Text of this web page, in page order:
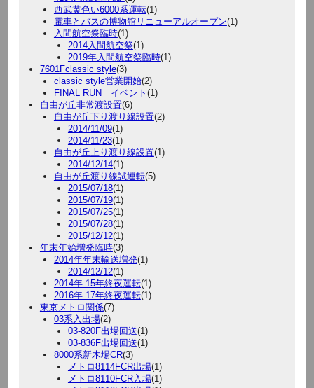
西武黄色い6000系運転(1)
電車とバスの博物館リニューアルオープン(1)
入間航空祭臨時(1)
2014入間航空祭(1)
2019年入間航空祭臨時(1)
7601Fclassic style(3)
classic style営業開始(2)
FINAL RUN イベント (1)
自由が丘非常渡設置(6)
自由が丘下り渡り線設置(2)
2014/11/09(1)
2014/11/23(1)
自由が丘上り渡り線設置(1)
2014/12/14(1)
自由が丘渡り線試運転(5)
2015/07/18(1)
2015/07/19(1)
2015/07/25(1)
2015/07/28(1)
2015/12/12(1)
年末年始増発臨時(3)
2014年年末輸送増発(1)
2014/12/12(1)
2014年-15年終夜運転(1)
2016年-17年終夜運転(1)
東京メトロ関係(7)
03系入出場(2)
03-820F出場回送(1)
03-836F出場回送(1)
8000系新木場CR(3)
メトロ8114FCR出場(1)
メトロ8110FCR入場(1)